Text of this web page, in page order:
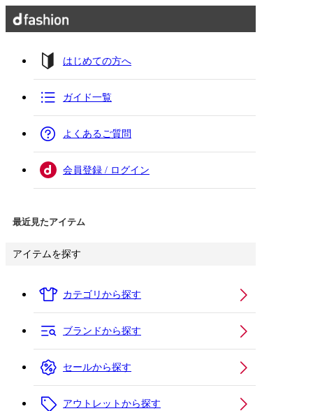
はじめての方へ
ガイド一覧
よくあるご質問
会員登録 / ログイン
最近見たアイテム
アイテムを探す
カテゴリから探す
ブランドから探す
セールから探す
アウトレットから探す